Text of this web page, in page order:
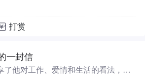
打赏
一封信
了他对工作、爱情和生活的看法，以